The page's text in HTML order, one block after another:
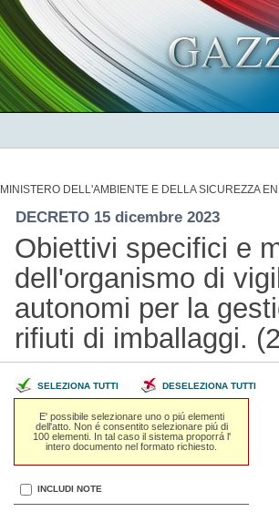
MINISTERO DELL'AMBIENTE E DELLA SICUREZZA
DECRETO 15 dicembre 2023
Obiettivi specifici e
dell'organismo di
autonomi per la
rifiuti di imballaggi.
SELEZIONA TUTTI DESELEZIONA TUTTI
E' possibile selezionare uno o piú elementi
dell'atto. Non é consentito selezionare piú di
100 elementi. In tal caso il sistema proporrá l'
intero documento nel formato richiesto.
INCLUDI NOTE